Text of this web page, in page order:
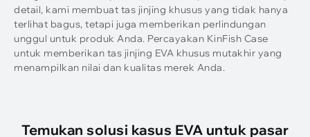
detail, kami membuat tas jinjing khusus yang tidak hanya
terlihat bagus, tetapi juga memberikan perlindungan
unggul untuk produk Anda. Percayakan KinFish Case
untuk memberikan tas jinjing EVA khusus mutakhir yang
menampilkan nilai dan kualitas merek Anda.
Temukan solusi kasus EVA untuk pasar